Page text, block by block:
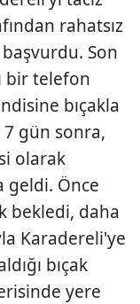
rahatsız
Son
bir telefon
bıçakla
7 gün sonra,
olarak
geldi. Önce
bekledi, daha
Karadereli'ye
bıçak
yere